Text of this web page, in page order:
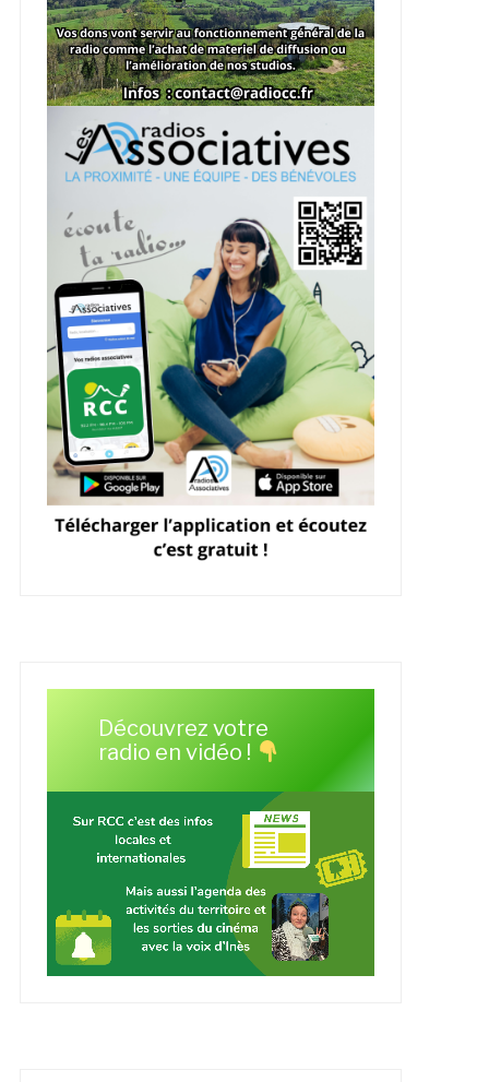
Découvrez votre
radio en vidéo !